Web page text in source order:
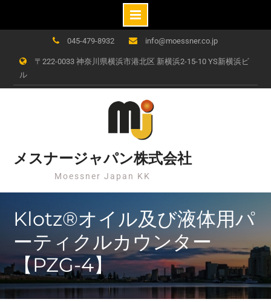
content
045-479-8932 info@moessner.co.jp
〒222-0033 神奈川県横浜市港北区 新横浜2-15-10 YS新横浜ビ
ル
メスナージャパン株式会社
Moessner Japan KK
Klotz®オイル及び液体用パ
ーティクルカウンター
【PZG-4】